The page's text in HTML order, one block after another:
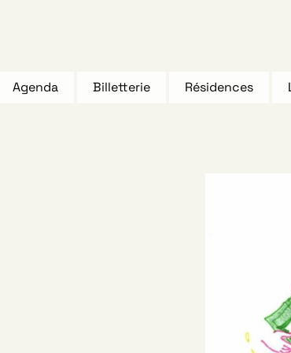
Agenda Billetterie Résidences